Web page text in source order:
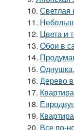
10. Светлая
11.
12. Цвета и
13. Обои в
14.
15. Однушка,
16. Дерево
17.
18.
19.
20. Все по-